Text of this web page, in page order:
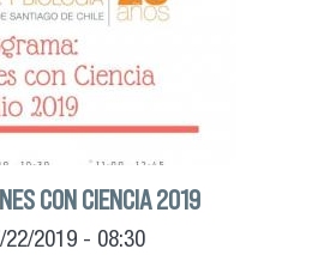
CON CIENCIA 2019
22/2019 - 08:30